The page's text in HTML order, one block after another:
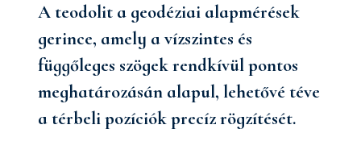
A teodolit a geodéziai alapmérések
gerince, amely a vízszintes és
függőleges szögek rendkívül pontos
meghatározásán alapul, lehetővé téve
a térbeli pozíciók precíz rögzítését.